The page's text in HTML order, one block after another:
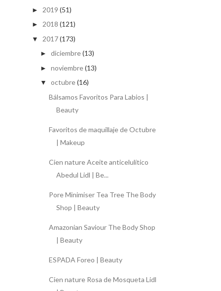
► 2019 (51)
► 2018 (121)
▼ 2017(173)
► diciembre(13)
► noviembre(13)
▼ octubre(16)
Bálsamos Favoritos Para Labios |
Beauty
Favoritos de maquillaje de Octubre
| Makeup
Cien nature Aceite anticelulítico
Abedul Lidl | Be...
Pore Minimiser Tea Tree The Body
Shop | Beauty
Amazonian Saviour The Body Shop
| Beauty
ESPADA Foreo | Beauty
Cien nature Rosa de Mosqueta Lidl